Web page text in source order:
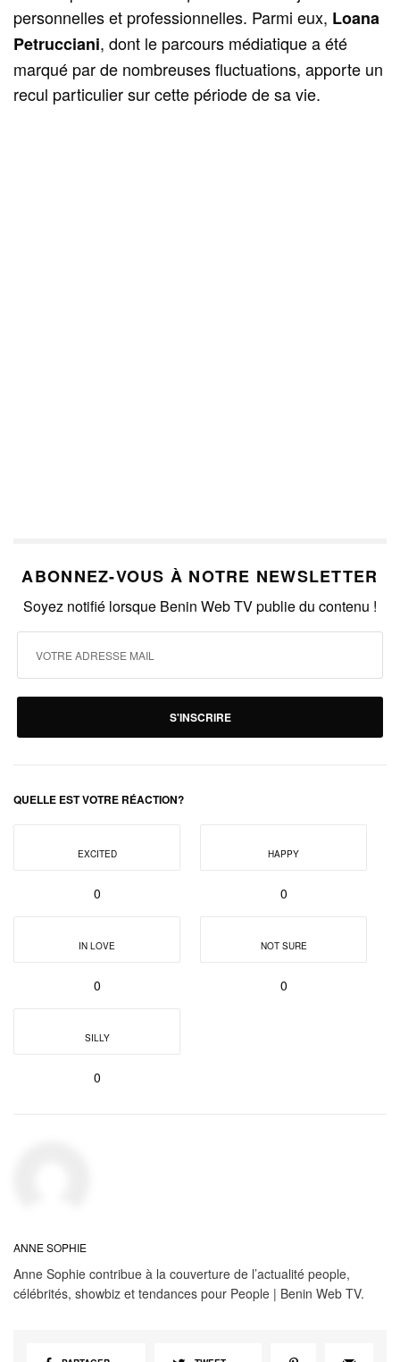
personnelles et professionnelles. Parmi eux, Loana
Petrucciani, dont le parcours médiatique a été
marqué par de nombreuses fluctuations, apporte un
recul particulier sur cette période de sa vie.
ABONNEZ-VOUS À NOTRE NEWSLETTER
Soyez notifié lorsque Benin Web TV publie du contenu !
S'INSCRIRE
QUELLE EST VOTRE RÉACTION?
EXCITED
0
HAPPY
0
IN LOVE
0
NOT SURE
0
SILLY
0
ANNE SOPHIE
Anne Sophie contribue à la couverture de l’actualité people,
célébrités, showbiz et tendances pour People | Benin Web TV.